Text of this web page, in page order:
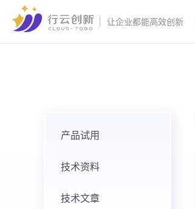
让企业都能高效创新
产品试用
技术资料
技术文章